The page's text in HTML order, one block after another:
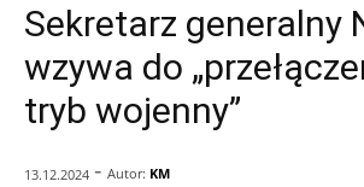
Sekretarz generalny
wzywa do
tryb wojenny”
13.12.2024 - Autor: KM